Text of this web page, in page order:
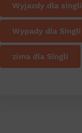
Wyjazdy dla singli
Wypady dla Singli
zima dla Singli